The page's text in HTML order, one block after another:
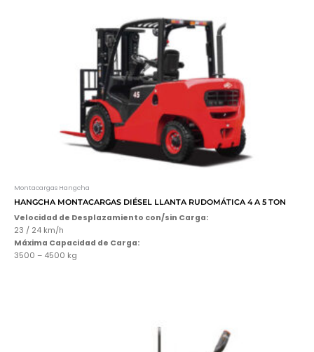
Montacargas Hangcha
HANGCHA MONTACARGAS DIÉSEL LLANTA RUDOMÁTICA 4 A 5 TON
Velocidad de Desplazamiento con/sin Carga:
23 / 24 km/h
Máxima Capacidad de Carga:
3500 – 4500 kg